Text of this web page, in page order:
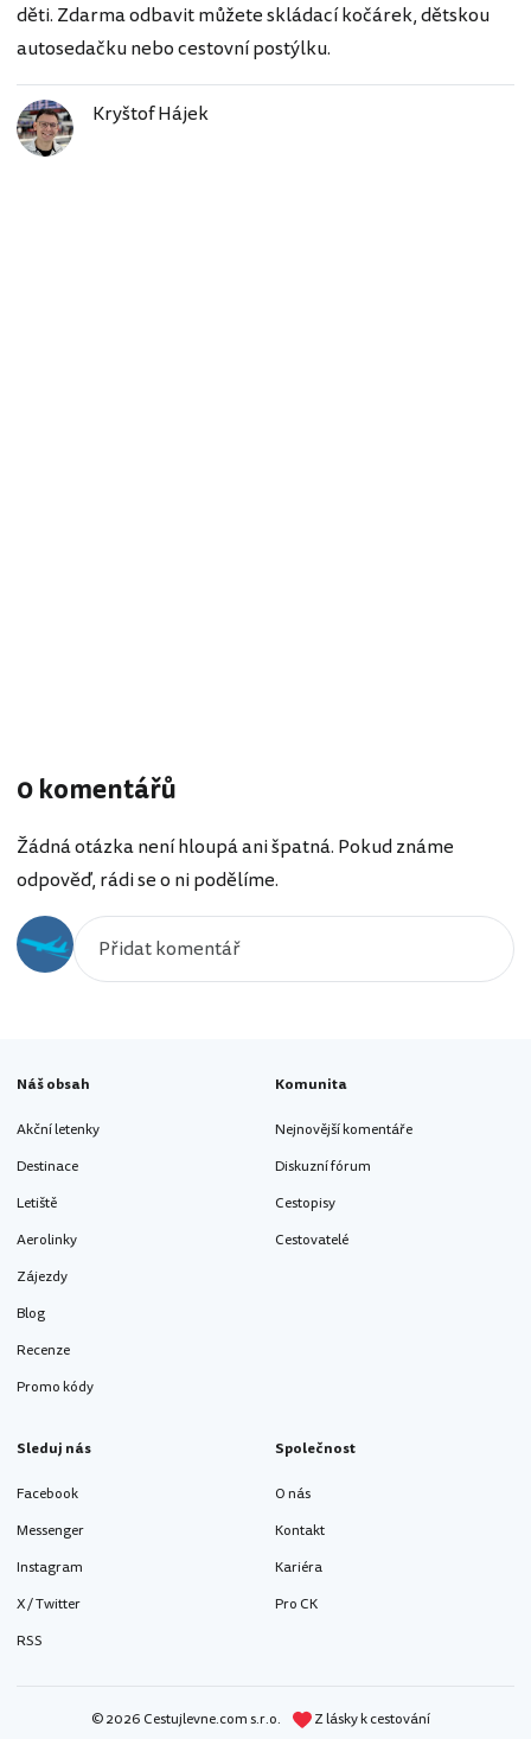
děti. Zdarma odbavit můžete skládací kočárek, dětskou
autosedačku nebo cestovní postýlku.
Kryštof Hájek
0 komentářů
Žádná otázka není hloupá ani špatná. Pokud známe
odpověď, rádi se o ni podělíme.
Náš obsah
Akční letenky
Destinace
Letiště
Aerolinky
Zájezdy
Blog
Recenze
Promo kódy
Komunita
Nejnovější komentáře
Diskuzní fórum
Cestopisy
Cestovatelé
Sleduj nás
Facebook
Messenger
Instagram
X / Twitter
RSS
Společnost
O nás
Kontakt
Kariéra
Pro CK
© 2026 Cestujlevne.com s.r.o.
Z lásky k cestování